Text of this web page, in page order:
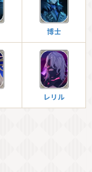
博士
レリル